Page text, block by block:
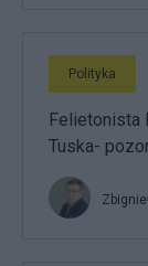
Polityka
Felietonista
Tuska-